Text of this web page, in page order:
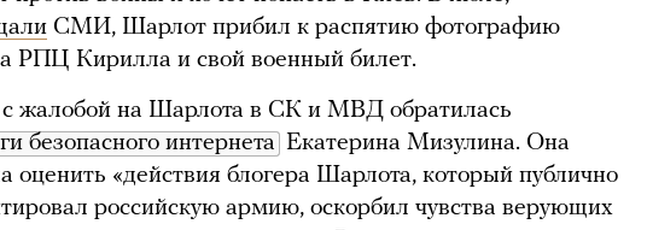
СМИ, Шарлот прибил к распятию фотографию
РПЦ Кирилла и свой военный билет.
жалобой на Шарлота в СК и МВД обратилась
безопасного интернета Екатерина Мизулина. Она
оценить «действия блогера Шарлота, который публично
российскую армию, оскорбил чувства верующих